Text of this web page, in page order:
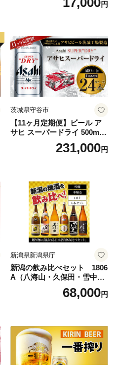
円
茨城県守谷市
【11ヶ月定期便】ビール ア
サヒ スーパードライ 500ml 2
4本 1ケース×11ヶ月 | アサヒ
ビール 究極の辛口 酒 お酒 ア
uper dry 11回 缶ビール 缶 ギ
フト 内祝い 茨城県守谷市 送
料無料
231,000円
新潟県新潟県庁
新潟の飲み比べセット 1806
A（八海山・久保田・雪中
梅・越乃寒梅・かたふね・千
68,000円